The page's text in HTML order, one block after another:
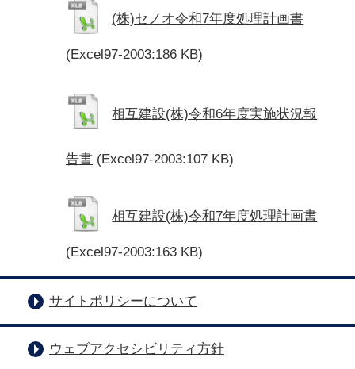
(株)セノオ令和7年度処理計画書
(Excel97-2003:186 KB)
相互建設(株)令和6年度実施状況報
告書 (Excel97-2003:107 KB)
相互建設(株)令和7年度処理計画書
(Excel97-2003:163 KB)
サイトポリシーについて
ウェブアクセシビリティ方針